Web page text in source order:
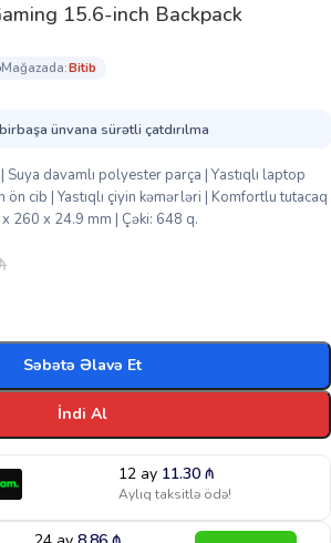
15.6-inch Backpack
mağazada:
bi̇ti̇b
ünvana sürətli çatdırılma
davamlı polyester parça | Yastıqlı laptop
ön cib | Yastıqlı çiyin kəmərləri | Komfortlu tutacaq
260 x 24.9 mm | Çəki: 648 q.
Səbətə Əlavə Et
İndi Al
12 ay 11.30 ₼
Aylıq taksitlə ödə!